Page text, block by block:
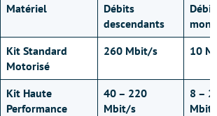
Matériel
Débits
descendants
Kit Standard
Motorisé
260 Mbit/s 10
Kit Haute
Performance
40 – 220
Mbit/s
8 –